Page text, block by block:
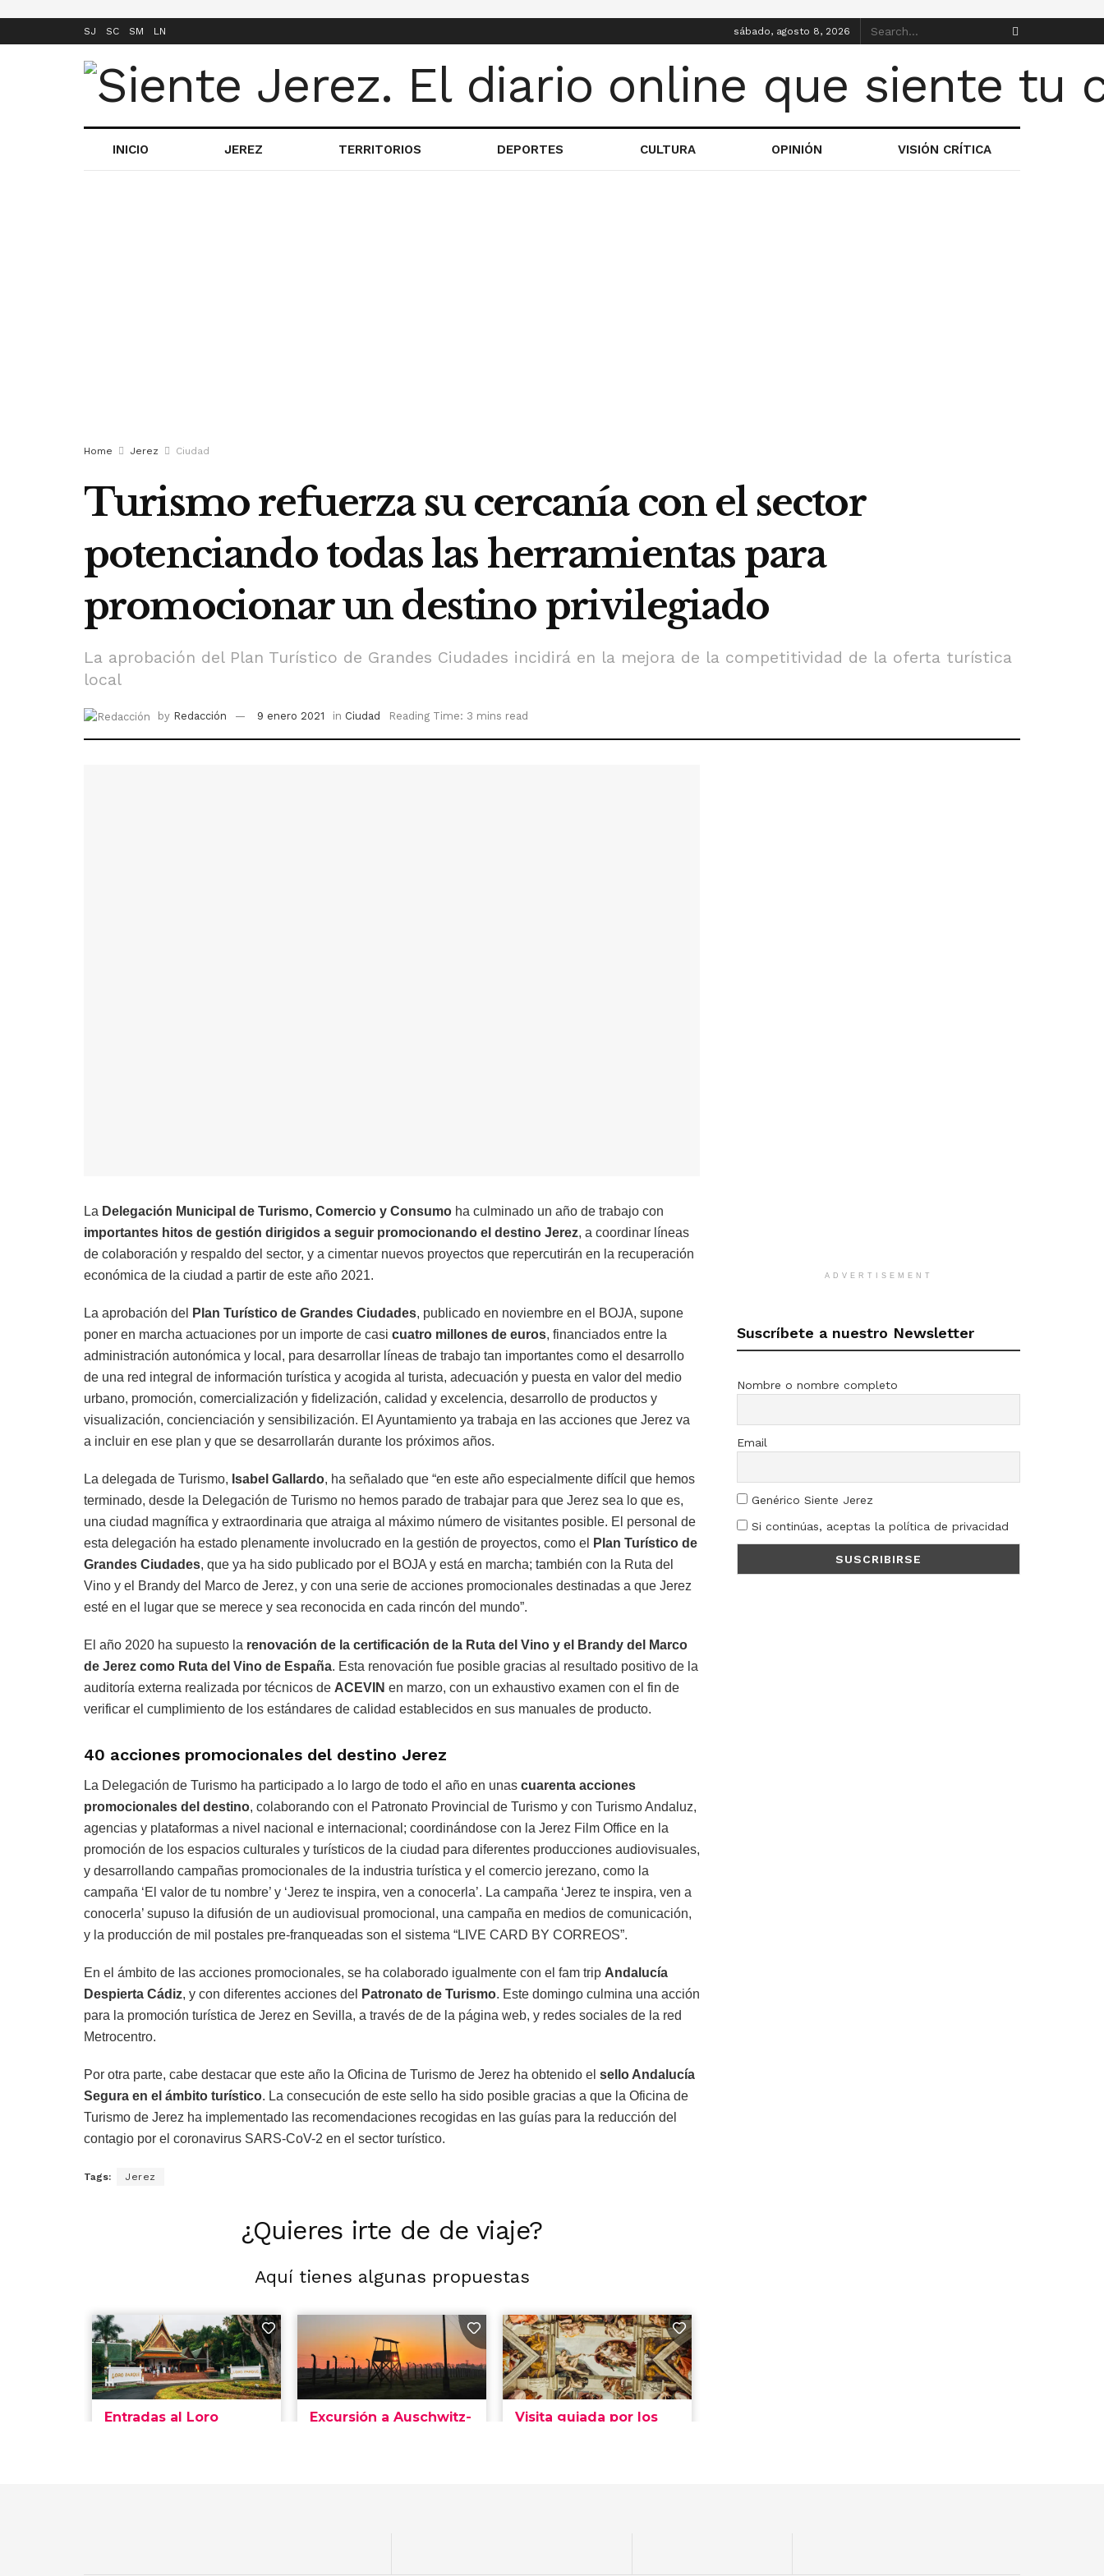
SJ SC SM LN sábado, agosto 8, 2026
INICIO JEREZ TERRITORIOS DEPORTES CULTURA OPINIÓN VISIÓN CRÍTICA
Home Jerez Ciudad
Turismo refuerza su cercanía con el sector
potenciando todas las herramientas para
promocionar un destino privilegiado
La aprobación del Plan Turístico de Grandes Ciudades incidirá en la mejora de la competitividad de la oferta turística
local
by Redacción 9 enero 2021 in Ciudad Reading Time: 3 mins read
La Delegación Municipal de Turismo, Comercio y Consumo ha culminado un año de trabajo con
importantes hitos de gestión dirigidos a seguir promocionando el destino Jerez, a coordinar líneas
de colaboración y respaldo del sector, y a cimentar nuevos proyectos que repercutirán en la recuperación
económica de la ciudad a partir de este año 2021.
La aprobación del Plan Turístico de Grandes Ciudades, publicado en noviembre en el BOJA, supone
poner en marcha actuaciones por un importe de casi cuatro millones de euros, financiados entre la
administración autonómica y local, para desarrollar líneas de trabajo tan importantes como el desarrollo
de una red integral de información turística y acogida al turista, adecuación y puesta en valor del medio
urbano, promoción, comercialización y fidelización, calidad y excelencia, desarrollo de productos y
visualización, concienciación y sensibilización. El Ayuntamiento ya trabaja en las acciones que Jerez va
a incluir en ese plan y que se desarrollarán durante los próximos años.
La delegada de Turismo, Isabel Gallardo, ha señalado que “en este año especialmente difícil que hemos
terminado, desde la Delegación de Turismo no hemos parado de trabajar para que Jerez sea lo que es,
una ciudad magnífica y extraordinaria que atraiga al máximo número de visitantes posible. El personal de
esta delegación ha estado plenamente involucrado en la gestión de proyectos, como el
Plan Turístico de
Grandes Ciudades, que ya ha sido publicado por el BOJA y está en marcha; también con la Ruta del
Vino y el Brandy del Marco de Jerez, y con una serie de acciones promocionales destinadas a que Jerez
esté en el lugar que se merece y sea reconocida en cada rincón del mundo”.
El año 2020 ha supuesto la renovación de la certificación de la Ruta del Vino y el Brandy del Marco
de Jerez como Ruta del Vino de España. Esta renovación fue posible gracias al resultado positivo de la
auditoría externa realizada por técnicos de ACEVIN en marzo, con un exhaustivo examen con el fin de
verificar el cumplimiento de los estándares de calidad establecidos en sus manuales de producto.
40 acciones promocionales del destino Jerez
La Delegación de Turismo ha participado a lo largo de todo el año en unas cuarenta acciones
promocionales del destino, colaborando con el Patronato Provincial de Turismo y con Turismo Andaluz,
agencias y plataformas a nivel nacional e internacional; coordinándose con la Jerez Film Office en la
promoción de los espacios culturales y turísticos de la ciudad para diferentes producciones audiovisuales,
y desarrollando campañas promocionales de la industria turística y el comercio jerezano, como la
campaña ‘El valor de tu nombre’ y ‘Jerez te inspira, ven a conocerla’. La campaña ‘Jerez te inspira, ven a
conocerla’ supuso la difusión de un audiovisual promocional, una campaña en medios de comunicación,
y la producción de mil postales pre-franqueadas son el sistema “LIVE CARD BY CORREOS”.
En el ámbito de las acciones promocionales, se ha colaborado igualmente con el fam trip Andalucía
Despierta Cádiz, y con diferentes acciones del Patronato de Turismo. Este domingo culmina una acción
para la promoción turística de Jerez en Sevilla, a través de de la página web, y redes sociales de la red
Metrocentro.
Por otra parte, cabe destacar que este año la Oficina de Turismo de Jerez ha obtenido el sello Andalucía
Segura en el ámbito turístico. La consecución de este sello ha sido posible gracias a que la Oficina de
Turismo de Jerez ha implementado las recomendaciones recogidas en las guías para la reducción del
contagio por el coronavirus SARS-CoV-2 en el sector turístico.
Tags: Jerez
¿Quieres irte de de viaje?
Aquí tienes algunas propuestas
ADVERTISEMENT
Suscríbete a nuestro Newsletter
Nombre o nombre completo
Email
Genérico Siente Jerez
Si continúas, aceptas la política de privacidad